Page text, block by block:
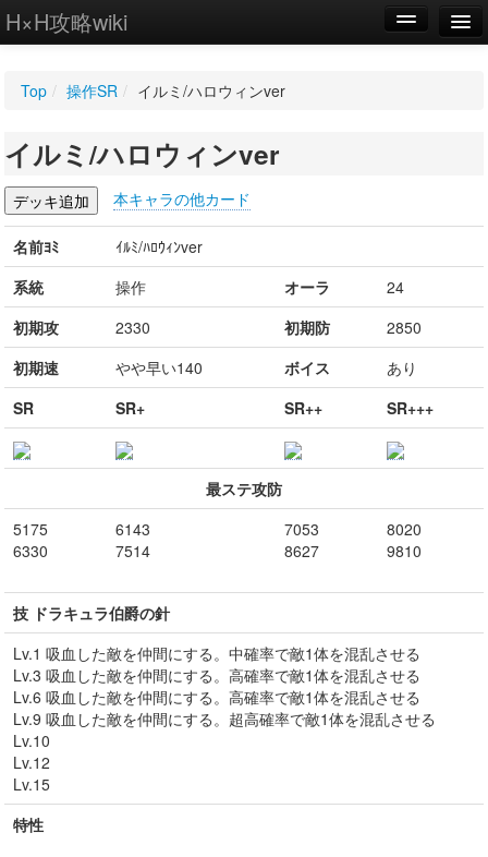
H×H攻略wiki
WIKI
設定
Top / 操作SR / イルミ/ハロウィンver
イルミ/ハロウィンver
本キャラの他カード
名前ﾖﾐ
ｲﾙﾐ/ﾊﾛｳｨﾝver
系統
操作 オーラ
24
初期攻
2330 初期防
2850
初期速
やや早い140 ボイス
あり
SR
SR+ SR++ SR+++
最ステ攻防
5175
6330
6143
7514
7053
8627
8020
9810
技 ドラキュラ伯爵の針
Lv.1 吸血した敵を仲間にする。中確率で敵1体を混乱させる
Lv.3 吸血した敵を仲間にする。高確率で敵1体を混乱させる
Lv.6 吸血した敵を仲間にする。高確率で敵1体を混乱させる
Lv.9 吸血した敵を仲間にする。超高確率で敵1体を混乱させる
Lv.10
Lv.12
Lv.15
特性